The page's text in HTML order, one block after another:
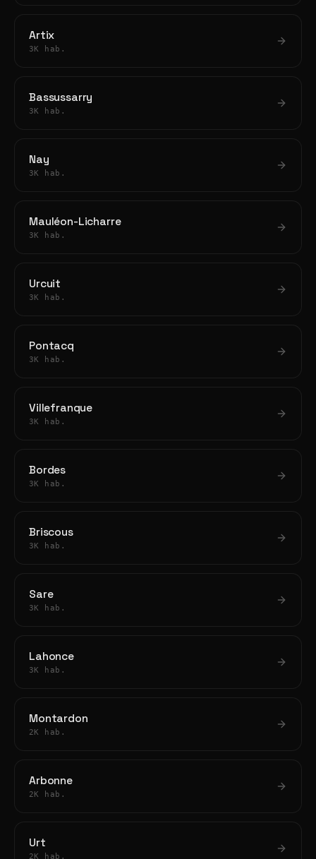
Artix
3K hab.
Bassussarry
3K hab.
Nay
3K hab.
Mauléon-Licharre
3K hab.
Urcuit
3K hab.
Pontacq
3K hab.
Villefranque
3K hab.
Bordes
3K hab.
Briscous
3K hab.
Sare
3K hab.
Lahonce
3K hab.
Montardon
2K hab.
Arbonne
2K hab.
Urt
2K hab.